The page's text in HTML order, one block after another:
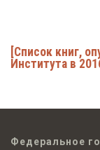
[Список книг,
Института в
Федеральное